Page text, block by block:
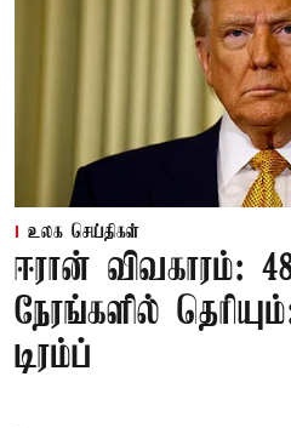
உலக செய்திகள்
ஈரான் விவகாரம்:
நேரங்களில்
டிரம்ப்